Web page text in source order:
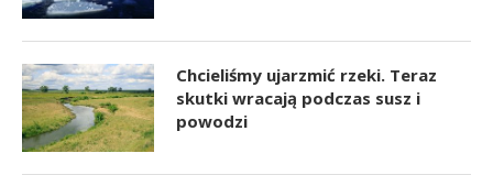
Chcieliśmy ujarzmić rzeki. Teraz
skutki wracają podczas susz i
powodzi